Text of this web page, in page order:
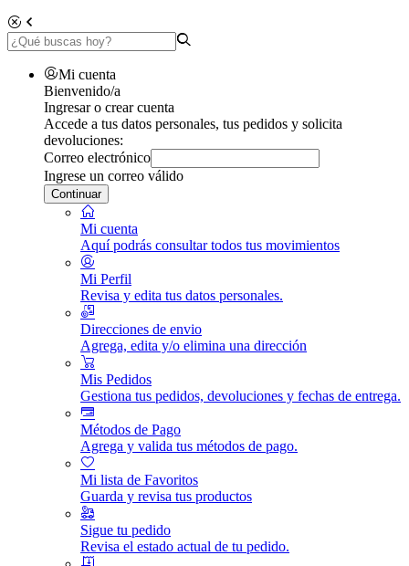
Mi cuenta
Bienvenido/a
Ingresar o crear cuenta
Accede a tus datos personales, tus pedidos y solicita
devoluciones:
Correo electrónico
Ingrese un correo válido
Continuar
Mi cuenta
Aquí podrás consultar todos tus movimientos
Mi Perfil
Revisa y edita tus datos personales.
Direcciones de envio
Agrega, edita y/o elimina una dirección
Mis Pedidos
Gestiona tus pedidos, devoluciones y fechas de entrega.
Métodos de Pago
Agrega y valida tus métodos de pago.
Mi lista de Favoritos
Guarda y revisa tus productos
Sigue tu pedido
Revisa el estado actual de tu pedido.